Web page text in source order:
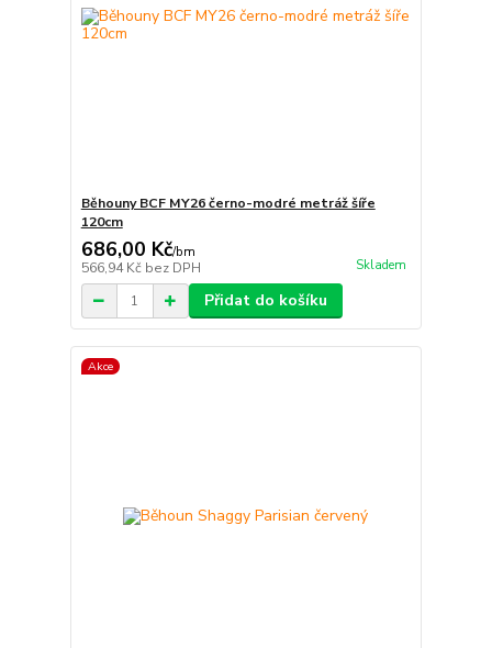
Běhouny BCF MY26 černo-modré metráž šíře
120cm
686,00 Kč/bm
566,94 Kč bez DPH Skladem
Přidat do košíku
Akce